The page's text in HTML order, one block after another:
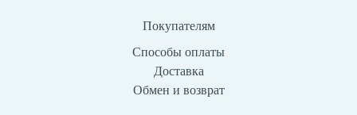
Покупателям
Способы оплаты
Доставка
Обмен и возврат